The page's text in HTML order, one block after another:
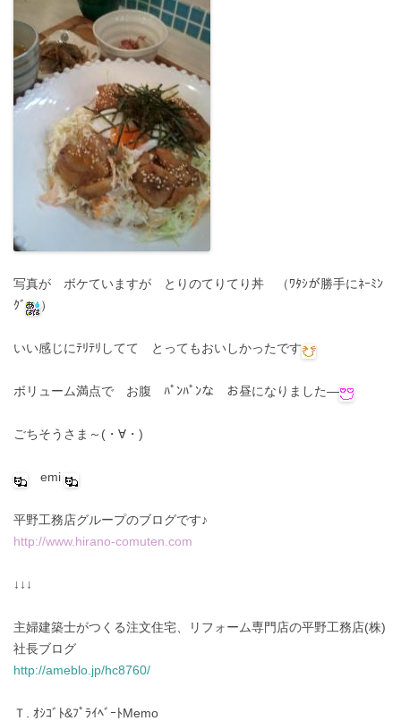
写真が ボケていますが とりのてりてり丼 （ﾜﾀｼが勝手にﾈｰﾐﾝ
ｸﾞ
）
いい感じにﾃﾘﾃﾘしてて とってもおいしかったです
ボリューム満点で お腹 ﾊﾟﾝﾊﾟﾝな お昼になりました—
ごちそうさま～(・∀・)
emi
平野工務店グループのブログです♪
http://www.hirano-comuten.com
↓↓↓
主婦建築士がつくる注文住宅、リフォーム専門店の平野工務店(株)
社長ブログ
http://ameblo.jp/hc8760/
Ｔ. ｵｼｺﾞﾄ&ﾌﾟﾗｲﾍﾞｰﾄMemo